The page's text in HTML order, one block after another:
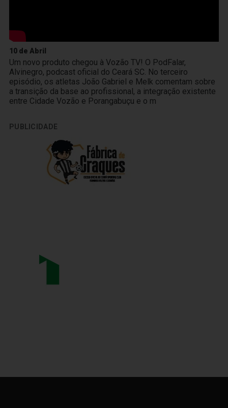
10 de Abril
Um novo produto chegou à Vozão TV! O PodFalar,
Alvinegro, podcast oficial do Ceará SC. No terceiro
episódio, os atletas João Gabriel e Melk comentam sobre
a transição da base ao profissional, a integração existente
entre Cidade Vozão e Porangabuçu e o m
PUBLICIDADE